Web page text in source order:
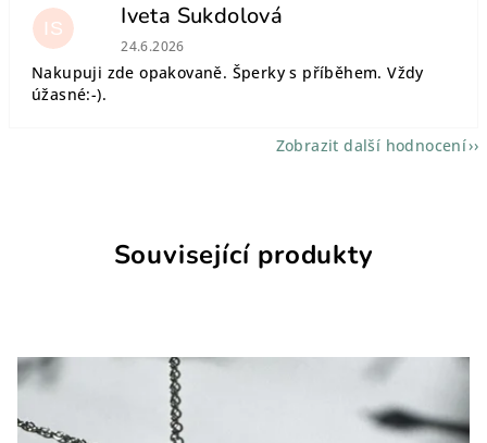
IS Iveta Sukdolová
Hodnocení obchodu je 5 z 5 hvězdiček.
24.6.2026
Nakupuji zde opakovaně. Šperky s příběhem. Vždy
úžasné:-).
Zobrazit další hodnocení
Související produkty